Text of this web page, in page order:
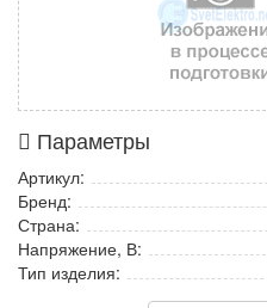
Параметры
Артикул:
Бренд:
Страна:
Напряжение, В:
Тип изделия: